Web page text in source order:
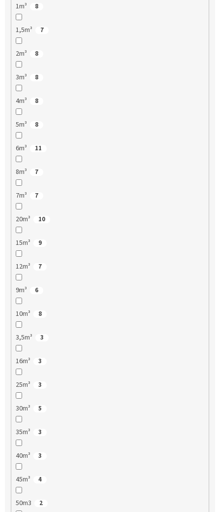
1m³ 8
1,5m³ 7
2m³ 8
3m³ 8
4m³ 8
5m³ 8
6m³ 11
8m³ 7
7m³ 7
20m³ 10
15m³ 9
12m³ 7
9m³ 6
10m³ 8
3,5m³ 3
16m³ 3
25m³ 3
30m³ 5
35m³ 3
40m³ 3
45m³ 4
50m3 2